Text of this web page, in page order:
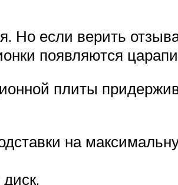
Но если верить
появляются
плиты
на